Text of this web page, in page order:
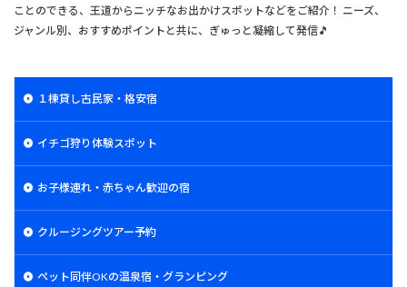
ことのできる、王道からニッチなお出かけスポットなどをご紹介！ ニーズ、
ジャンル別、おすすめポイントと共に、ぎゅっと凝縮して発信🎵
１棟貸し古民家・格安宿
イチゴ狩り体験スポット
お子様連れ・赤ちゃん歓迎の宿
クルージングツアー予約
ペット同伴OKの温泉宿・グランピング